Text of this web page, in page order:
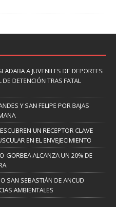
A JUVENILES DE DEPORTES
DETENCIÓN TRAS FATAL
Y SAN FELIPE POR BAJAS
UN RECEPTOR CLAVE
EN EL ENVEJECIMIENTO
GORBEA ALCANZA UN 20% DE
SAN SEBASTIÁN DE ANCUD
AMBIENTALES